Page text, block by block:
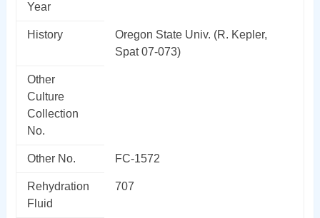
Year
History
Oregon State Univ. (R. Kepler,
Spat 07-073)
Other
Culture
Collection
No.
Other No. FC-1572
Rehydration
Fluid
707